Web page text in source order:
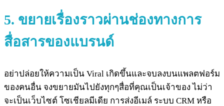
5. ขยายเรื่องราวผ่านช่องทางการ
สื่อสารของแบรนด์
อย่าปล่อยให้ความเป็น Viral เกิดขึ้นและจบลงบนแพลตฟอร์ม
ของคนอื่น จงขยายมันไปยังทุกๆสื่อที่คุณเป็นเจ้าของ ไม่ว่า
จะเป็นเว็บไซต์ โซเชียลมีเดีย การส่งอีเมล์ ระบบ CRM หรือ